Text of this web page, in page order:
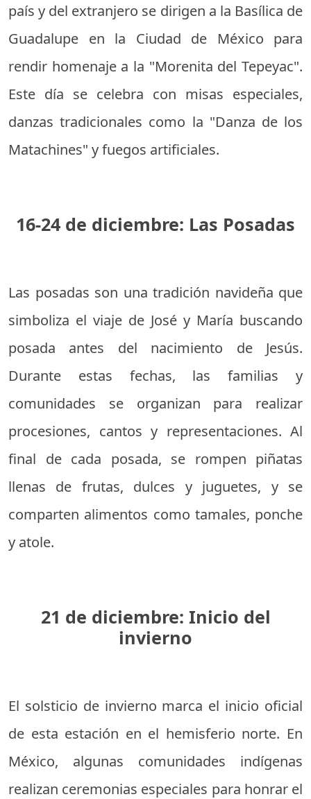
país y del extranjero se dirigen a la Basílica de
Guadalupe en la Ciudad de México para
rendir homenaje a la "Morenita del Tepeyac".
Este día se celebra con misas especiales,
danzas tradicionales como la "Danza de los
Matachines" y fuegos artificiales.
16-24 de diciembre: Las Posadas
Las posadas son una tradición navideña que
simboliza el viaje de José y María buscando
posada antes del nacimiento de Jesús.
Durante estas fechas, las familias y
comunidades se organizan para realizar
procesiones, cantos y representaciones. Al
final de cada posada, se rompen piñatas
llenas de frutas, dulces y juguetes, y se
comparten alimentos como tamales, ponche
y atole.
21 de diciembre: Inicio del
invierno
El solsticio de invierno marca el inicio oficial
de esta estación en el hemisferio norte. En
México, algunas comunidades indígenas
realizan ceremonias especiales para honrar el